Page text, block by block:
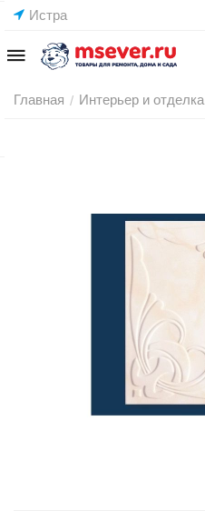
Истра
Главная / Интерьер и отделка